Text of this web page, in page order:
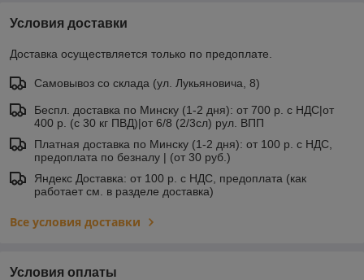
Условия доставки
Доставка осуществляется только по предоплате.
Самовывоз со склада (ул. Лукьяновича, 8)
Беспл. доставка по Минску (1-2 дня): от 700 р. с НДС|от
400 р. (с 30 кг ПВД)|от 6/8 (2/3сл) рул. ВПП
Платная доставка по Минску (1-2 дня): от 100 р. с НДС,
предоплата по безналу | (от 30 руб.)
Яндекс Доставка: от 100 р. с НДС, предоплата (как
работает см. в разделе доставка)
Все условия доставки
Условия оплаты